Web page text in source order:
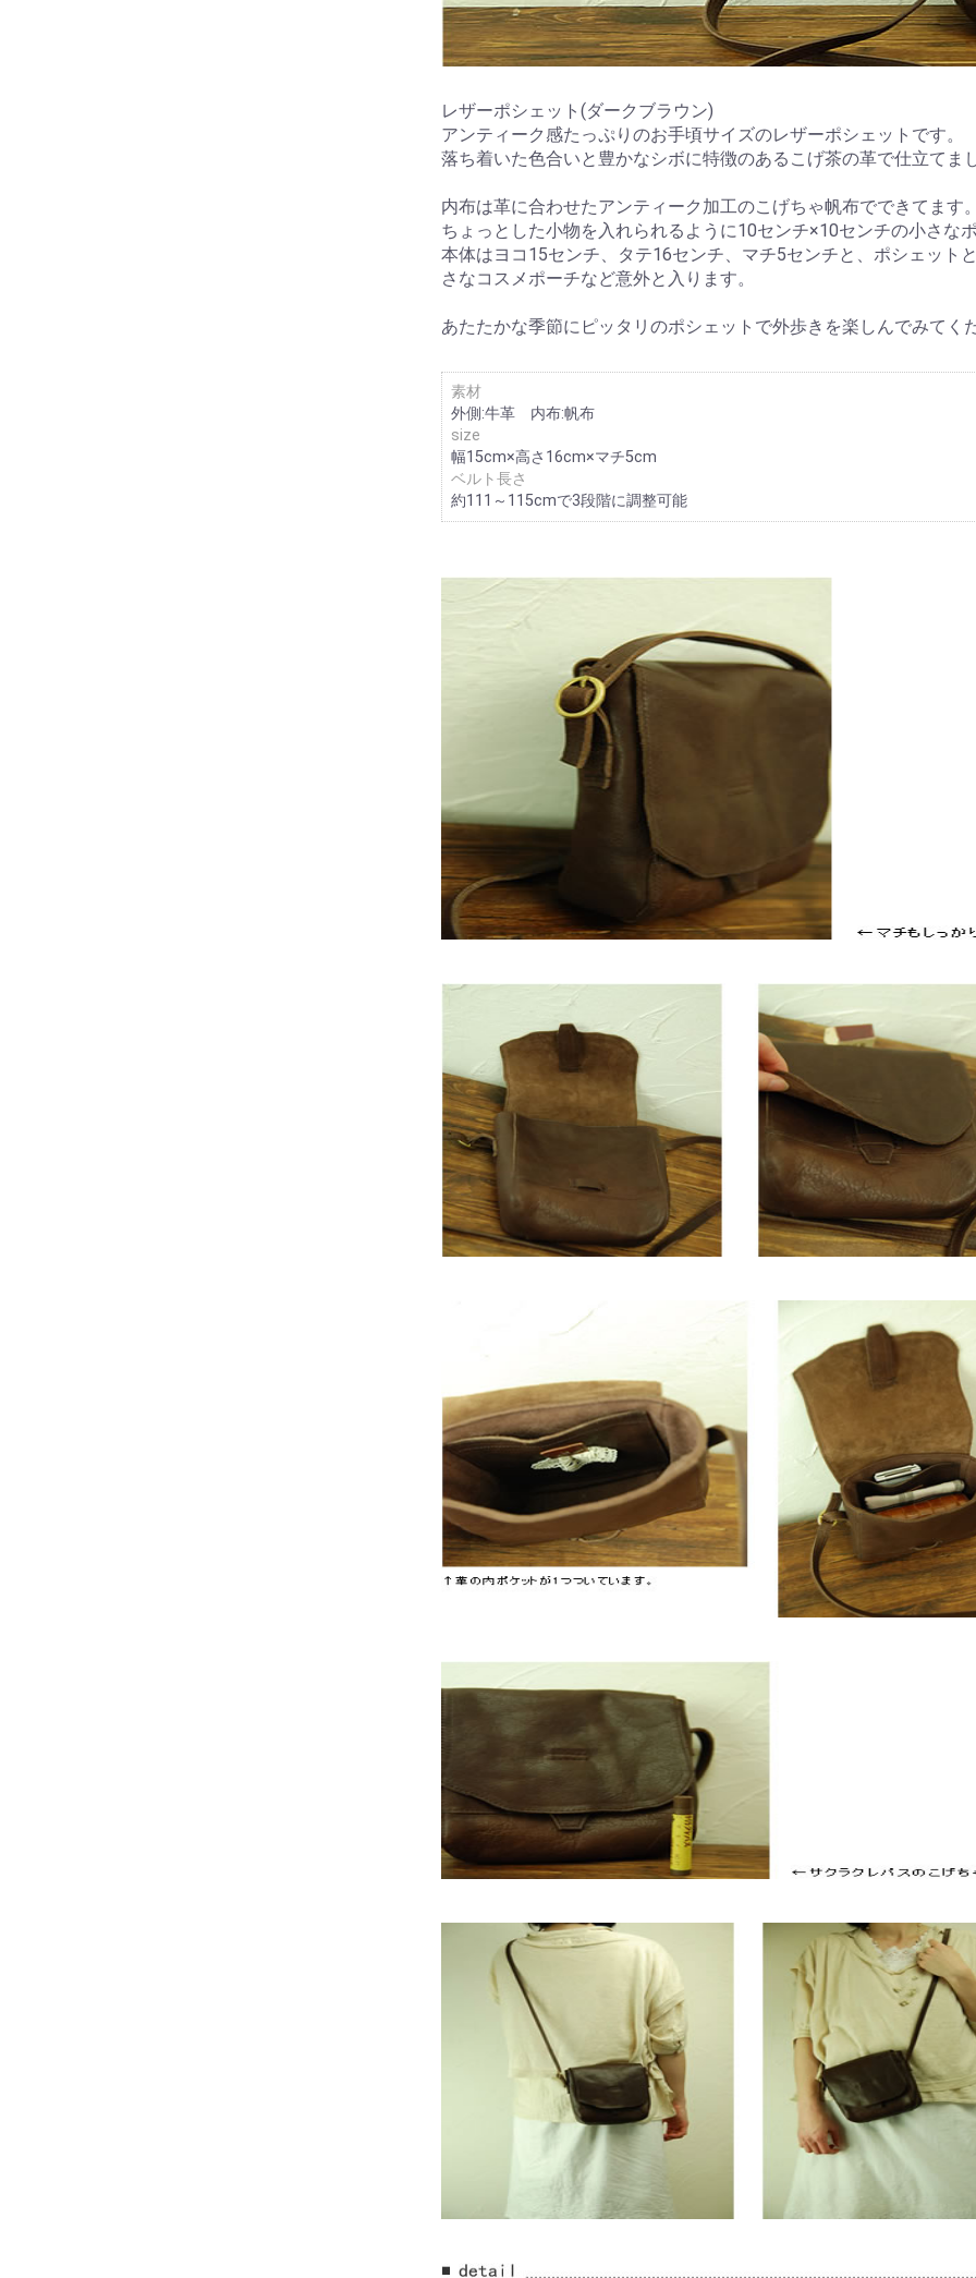
レザーポシェット(ダークブラウン)
アンティーク感たっぷりのお手頃サイズのレザーポシェットです。
落ち着いた色合いと豊かなシボに特徴のあるこげ茶の革で仕立てま
内布は革に合わせたアンティーク加工のこげちゃ帆布でできてます
ちょっとした小物を入れられるように10センチ×10センチの小さな
本体はヨコ15センチ、タテ16センチ、マチ5センチと、ポシェット
さなコスメポーチなど意外と入ります。
あたたかな季節にピッタリのポシェットで外歩きを楽しんでみてく
素材
外側:牛革 内布:帆布
size
幅15cm×高さ16cm×マチ5cm
ベルト長さ
約111～115cmで3段階に調整可能